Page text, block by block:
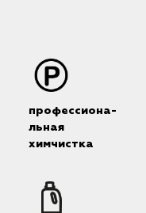
профессиона-
льная
химчистка